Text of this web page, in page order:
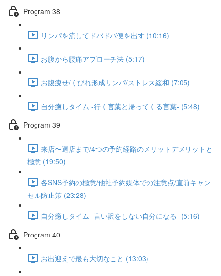
Program 38
リンパを流してドバドバ便を出す (10:16)
お腹から腰痛アプローチ法 (5:17)
お腹痩せ/くびれ形成リンパ/ストレス緩和 (7:05)
自分癒しタイム -行く言葉と帰ってくる言葉- (5:48)
Program 39
来店〜退店まで/4つの予約経路のメリットデメリットと
極意 (19:50)
各SNS予約の極意/他社予約媒体での注意点/直前キャン
セル防止策 (23:28)
自分癒しタイム -言い訳をしない自分になる- (5:16)
Program 40
お出迎えで最も大切なこと (13:03)